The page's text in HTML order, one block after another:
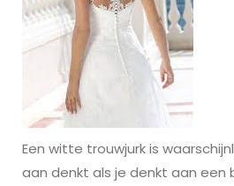
Een witte trouwjurk is
aan denkt als je denkt aan een